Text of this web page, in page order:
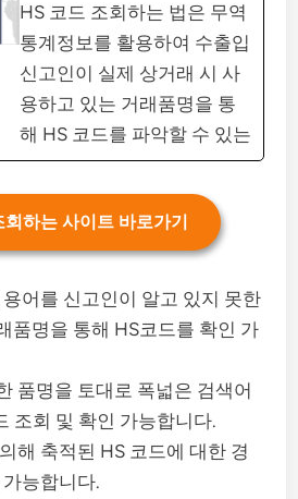
HS 코드 조회하는 법은 무역
통계정보를 활용하여 수출입
신고인이 실제 상거래 시 사
용하고 있는 거래품명을 통
해 HS 코드를 파악할 수 있는
회하는 사이트 바로가기
어를 신고인이 알고 있지 못한
품명을 통해 HS코드를 확인 가
품명을 토대로 폭넓은 검색어
조회 및 확인 가능합니다.
해 축적된 HS 코드에 대한 경
능합니다.